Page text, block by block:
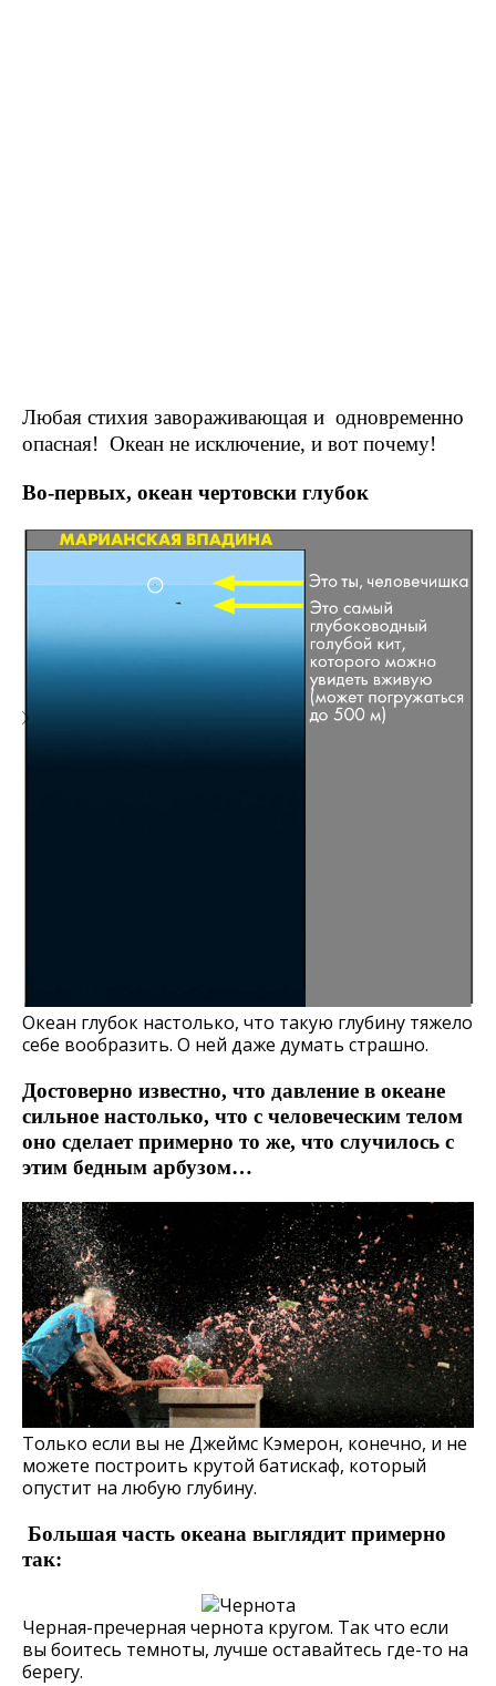
Любая стихия завораживающая и одновременно
опасная! Океан не исключение, и вот почему!
Во-первых, океан чертовски глубок
Океан глубок настолько, что такую глубину тяжело
себе вообразить. О ней даже думать страшно.
Достоверно известно, что давление в океане
сильное настолько, что с человеческим телом
оно сделает примерно то же, что случилось с
этим бедным арбузом…
Только если вы не Джеймс Кэмерон, конечно, и не
можете построить крутой батискаф, который
опустит на любую глубину.
Большая часть океана выглядит примерно
так:
Черная-пречерная чернота кругом. Так что если
вы боитесь темноты, лучше оставайтесь где-то на
берегу.